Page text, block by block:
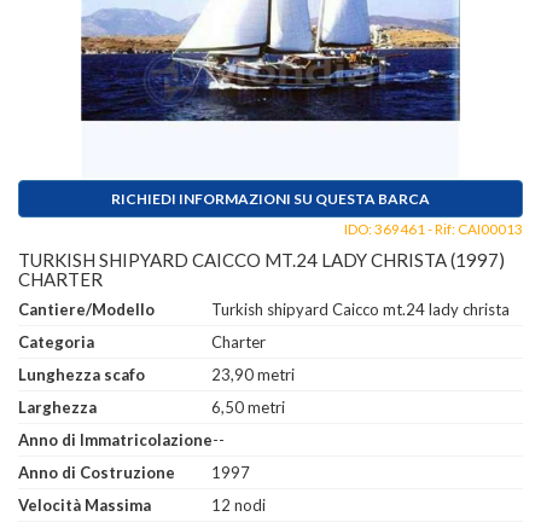
RICHIEDI INFORMAZIONI SU QUESTA BARCA
IDO: 369461 - Rif: CAI00013
TURKISH SHIPYARD CAICCO MT.24 LADY CHRISTA (1997)
CHARTER
Cantiere/Modello
Turkish shipyard Caicco mt.24 lady christa
Categoria
Charter
Lunghezza scafo
23,90 metri
Larghezza
6,50 metri
Anno di Immatricolazione--
Anno di Costruzione
1997
Velocità Massima
12 nodi